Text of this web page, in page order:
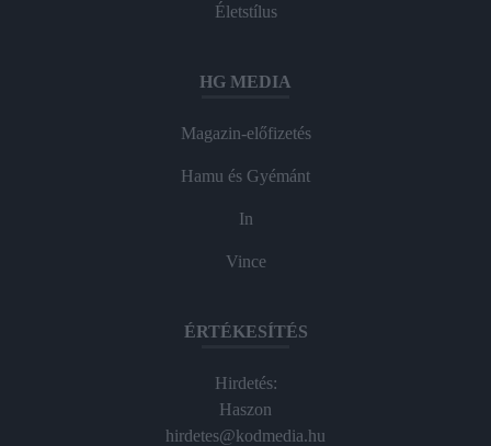
Életstílus
HG MEDIA
Magazin-előfizetés
Hamu és Gyémánt
In
Vince
ÉRTÉKESÍTÉS
Hirdetés:
Haszon
hirdetes@kodmedia.hu